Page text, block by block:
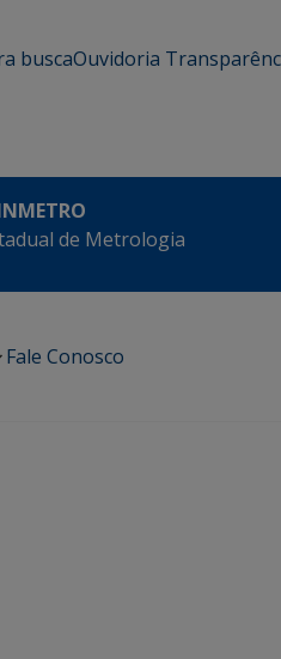
buscaOuvidoria
de Metrologia
Fale Conosco